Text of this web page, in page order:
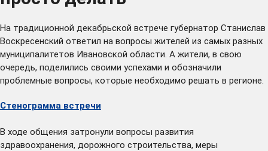
На традиционной декабрьской встрече губернатор Станислав
Воскресенский ответил на вопросы жителей из самых разных
муниципалитетов Ивановской области. А жители, в свою
очередь, поделились своими успехами и обозначили
проблемные вопросы, которые необходимо решать в регионе.
Стенограмма встречи
В ходе общения затронули вопросы развития
здравоохранения, дорожного строительства, меры